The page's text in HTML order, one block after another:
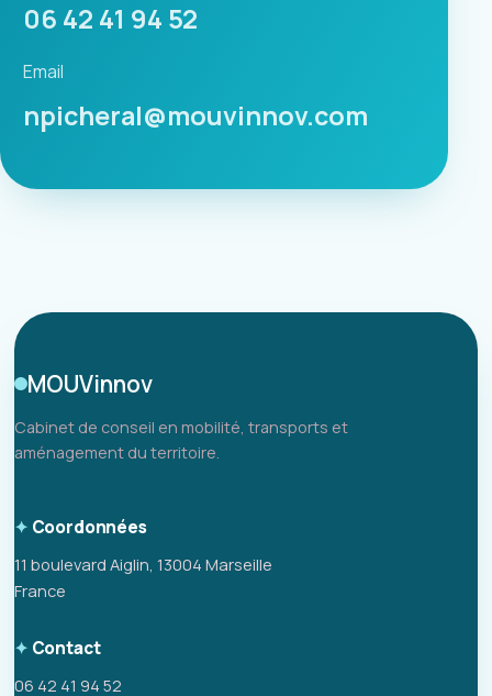
06 42 41 94 52
Email
npicheral@mouvinnov.com
MOUVinnov
Cabinet de conseil en mobilité, transports et
aménagement du territoire.
Coordonnées
11 boulevard Aiglin, 13004 Marseille
France
Contact
06 42 41 94 52